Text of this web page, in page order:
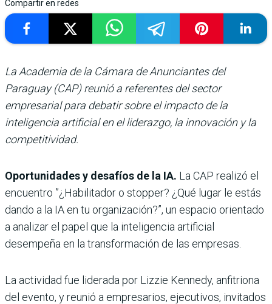
Compartir en redes
La Academia de la Cámara de Anunciantes del
Paraguay (CAP) reunió a referentes del sector
empresarial para debatir sobre el impacto de la
inteligencia artificial en el liderazgo, la innovación y la
competitividad.
Oportunidades y desafíos de la IA. La CAP realizó el
encuentro ”¿Habilitador o stopper? ¿Qué lugar le estás
dando a la IA en tu organización?”, un espacio orientado
a analizar el papel que la inteligencia artificial
desempeña en la transformación de las empresas.
La actividad fue liderada por Lizzie Kennedy, anfitriona
del evento, y reunió a empresarios, ejecutivos, invitados